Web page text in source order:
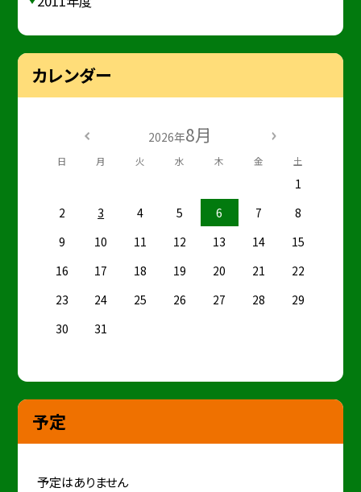
カレンダー
2026年8月
日 月 火 水 木 金 土
1
2
3 4 5 6 7
8
9
10 11 12 13 14
15
16
17 18 19 20 21
22
23
24 25 26 27 28
29
30
31
予定
予定はありません